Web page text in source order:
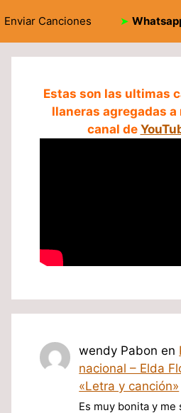
Enviar Canciones ➤
Estas son las ultimas
llaneras agregadas
canal de
wendy Pabon en
nacional – Elda
«Letra y canción»
Es muy bonita y me